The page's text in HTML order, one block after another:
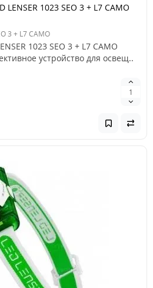
1023 SEO 3 + L7 CAMO
3 + L7 CAMO
1023 SEO 3 + L7 CAMO
устройство для освещ..